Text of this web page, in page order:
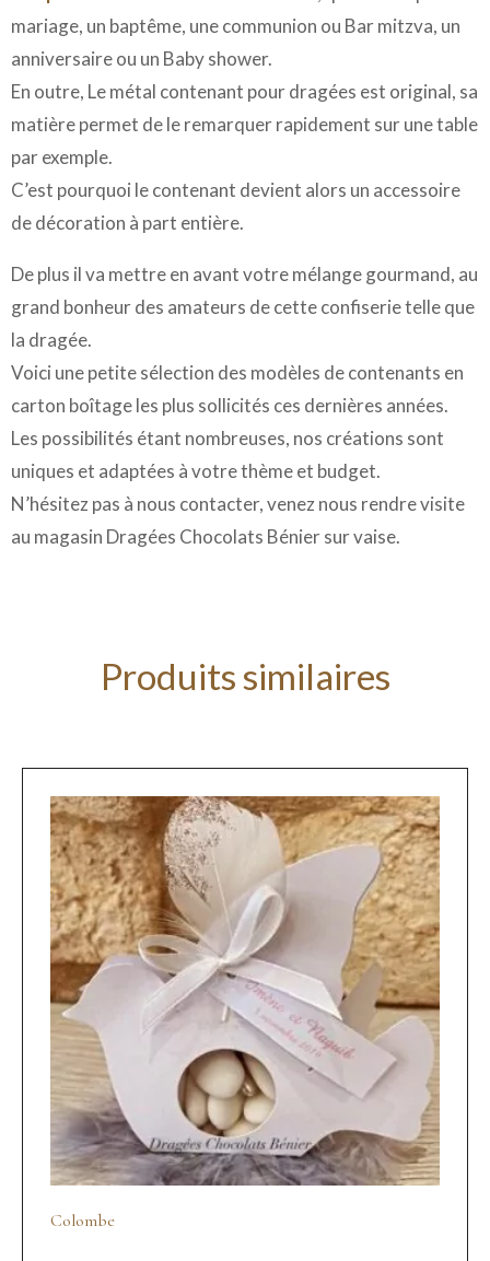
mariage, un baptême, une communion ou Bar mitzva, un
anniversaire ou un Baby shower.
En outre, Le métal contenant pour dragées est original, sa
matière permet de le remarquer rapidement sur une table
par exemple.
C’est pourquoi le contenant devient alors un accessoire
de décoration à part entière.
De plus il va mettre en avant votre mélange gourmand, au
grand bonheur des amateurs de cette confiserie telle que
la dragée.
Voici une petite sélection des modèles de contenants en
carton boîtage les plus sollicités ces dernières années.
Les possibilités étant nombreuses, nos créations sont
uniques et adaptées à votre thème et budget.
N’hésitez pas à nous contacter, venez nous rendre visite
au magasin Dragées Chocolats Bénier sur vaise.
Produits similaires
Colombe